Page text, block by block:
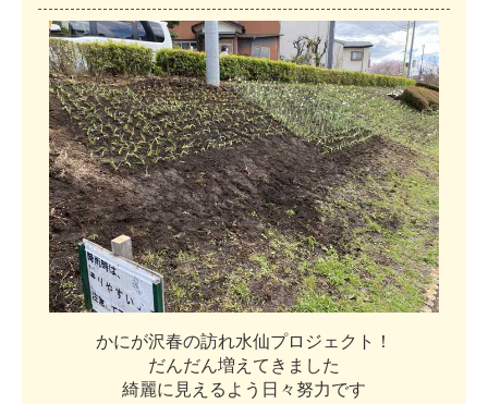
かにが沢春の訪れ水仙プロ ジ ェ ク ト
！
だんだん増 え て き ま した
綺麗に 見 え る よ う 日 々 努力です